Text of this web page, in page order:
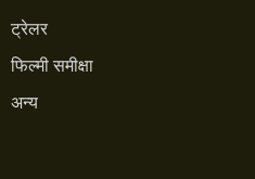
ट्रेलर
फिल्मी समीक्षा
अन्य